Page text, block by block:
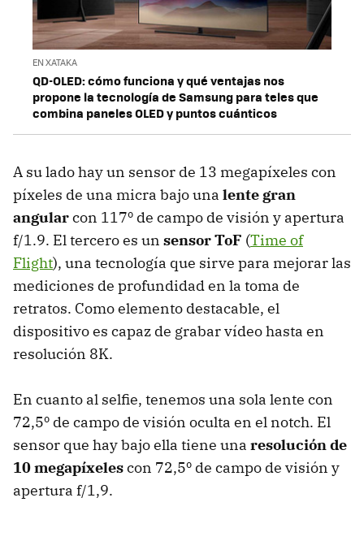
EN XATAKA
QD-OLED: cómo funciona y qué ventajas nos
propone la tecnología de Samsung para teles que
combina paneles OLED y puntos cuánticos
A su lado hay un sensor de 13 megapíxeles con
píxeles de una micra bajo una lente gran
angularcon 117º de campo de visión y apertura
f/1.9. El tercero es un sensor ToF (Time of
Flight), una tecnología que sirve para mejorar las
mediciones de profundidad en la toma de
retratos. Como elemento destacable, el
dispositivo es capaz de grabar vídeo hasta en
resolución 8K.
En cuanto al selfie, tenemos una sola lente con
72,5º de campo de visión oculta en el notch. El
sensor que hay bajo ella tiene una resolución de
10 megapíxelescon 72,5º de campo de visión y
apertura f/1,9.